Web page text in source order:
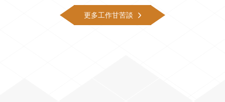
更多工作甘苦談